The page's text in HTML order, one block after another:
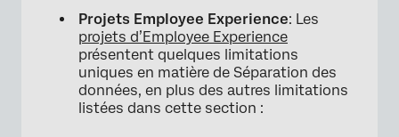
Projets Employee Experience: Les
projets d’Employee Experience
présentent quelques limitations
uniques en matière de Séparation des
données, en plus des autres limitations
listées dans cette section :